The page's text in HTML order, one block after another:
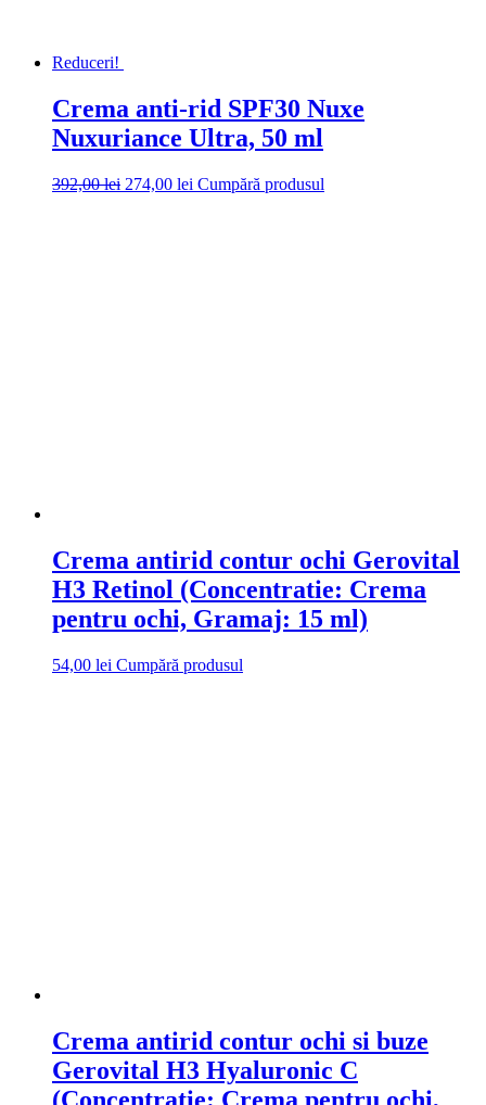
Reduceri!
Crema anti-rid SPF30 Nuxe
Nuxuriance Ultra, 50 ml
392,00lei Prețul
274,00 lei Prețul
Cumpără produsul
Crema antirid contur ochi Gerovital
H3 Retinol (Concentratie: Crema
pentru ochi, Gramaj: 15 ml)
54,00 lei Cumpără produsul
Crema antirid contur ochi si buze
Gerovital H3 Hyaluronic C
(Concentratie: Crema pentru ochi,